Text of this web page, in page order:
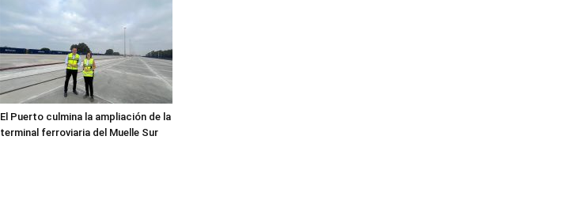
El Puerto culmina la ampliación de la
terminal ferroviaria del Muelle Sur